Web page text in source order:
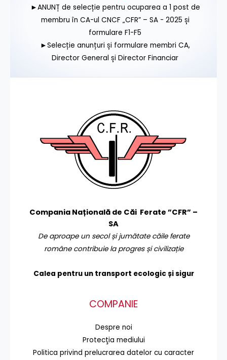
►ANUNȚ de selecție pentru ocuparea a 1 post de
membru în CA-ul CNCF „CFR” – SA - 2025 și
formulare F1-F5
►Selecție anunțuri și formulare membri CA,
Director General și Director Financiar
Compania Națională de Căi Ferate ”CFR” –
SA
De aproape un secol și jumătate căile ferate
române contribuie la progres și civilizație
Calea pentru un transport ecologic și sigur
COMPANIE
Despre noi
Protecţia mediului
Politica privind prelucrarea datelor cu caracter